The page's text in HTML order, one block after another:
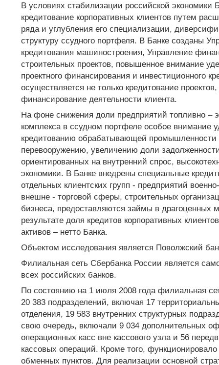
В условиях стабилизации российской экономики
кредитование корпоративных клиентов путем
ряда и углубления его специализации,
структуру ссудного портфеля. В Банке созданы
кредитования машиностроения, Управление
строительных проектов, повышенное внимание
проектного финансирования и инвестиционного
осуществляется не только кредитование
финансирование деятельности клиента.
На фоне снижения доли предприятий топливно –
комплекса в ссудном портфеле особое внимание
кредитованию обрабатывающей промышленности
перевооружению, увеличению доли
ориентированных на внутренний спрос,
экономики. В Банке внедрены специальные
отдельных клиентских групп - предприятий
внешне - торговой сферы, строительных
бизнеса, предоставляются займы в драгоценных
результате доля кредитов корпоративных
активов – нетто Банка.
Объектом исследования является Поволжский
Филиальная сеть Сбербанка России является
всех российских банков.
По состоянию на 1 июля 2008 года филиальная
20 383 подразделений, включая 17
отделения, 19 583 внутренних структурных
свою очередь, включали 9 034 дополнительных
операционных касс вне кассового узла и 56
кассовых операций. Кроме того,
обменных пунктов. Для реализации основной